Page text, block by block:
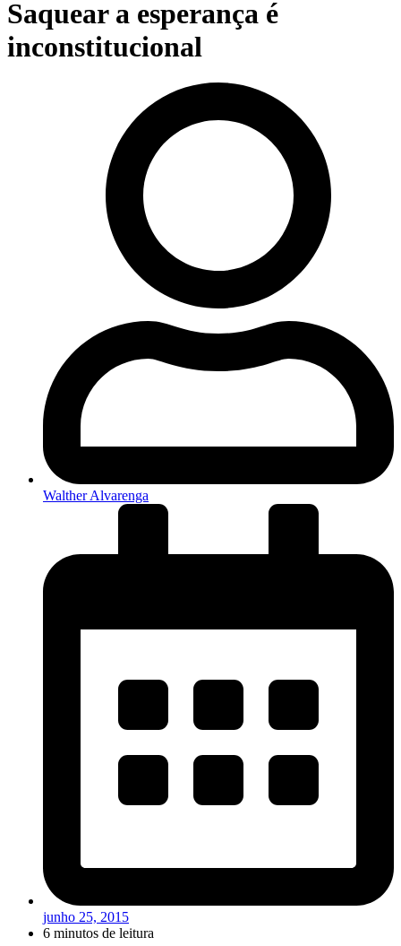
Saquear a esperança é
inconstitucional
Walther Alvarenga
junho 25, 2015
6 minutos de leitura